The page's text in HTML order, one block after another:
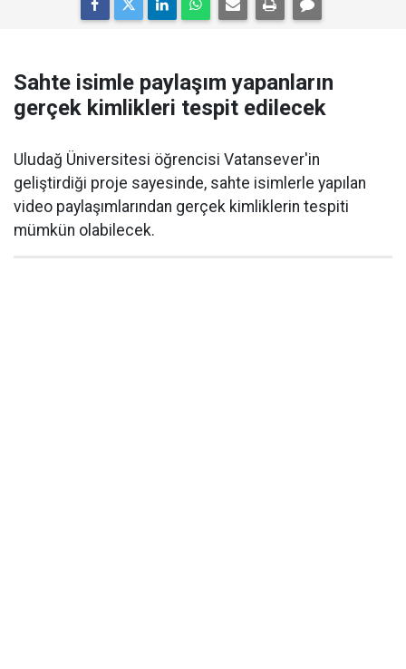
Sahte isimle paylaşım yapanların
gerçek kimlikleri tespit edilecek
Uludağ Üniversitesi öğrencisi Vatansever'in
geliştirdiği proje sayesinde, sahte isimlerle yapılan
video paylaşımlarından gerçek kimliklerin tespiti
mümkün olabilecek.